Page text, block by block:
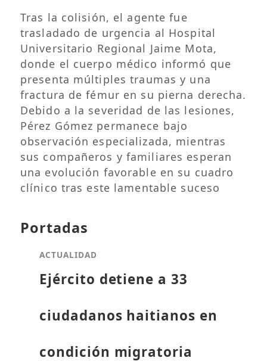
Tras la colisión, el agente fue
trasladado de urgencia al Hospital
Universitario Regional Jaime Mota,
donde el cuerpo médico informó que
presenta múltiples traumas y una
fractura de fémur en su pierna derecha.
Debido a la severidad de las lesiones,
Pérez Gómez permanece bajo
observación especializada, mientras
sus compañeros y familiares esperan
una evolución favorable en su cuadro
clínico tras este lamentable suceso
Portadas
ACTUALIDAD
Ejército detiene a 33
ciudadanos haitianos en
condición migratoria